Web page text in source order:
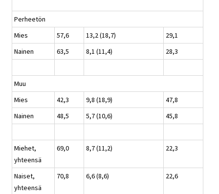
Perheetön
Mies
57,6 13,2 (18,7)
29,1
Nainen
63,5 8,1 (11,4) 28,3
Muu
Mies
42,3 9,8 (18,9)
47,8
Nainen
48,5 5,7 (10,6) 45,8
Miehet,
yhteensä
69,0 8,7 (11,2) 22,3
Naiset,
yhteensä
70,8 6,6 (8,6) 22,6